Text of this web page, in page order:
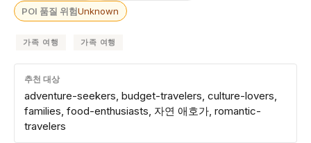
POI 품질 위험Unknown
가족 여행 가족 여행
추천 대상
adventure-seekers, budget-travelers, culture-lovers,
families, food-enthusiasts, 자연 애호가, romantic-
travelers